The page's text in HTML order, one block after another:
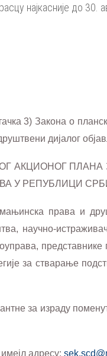
најкасније до 30.
3) Закона о
дијалог
АКЦИОНОГ
У РЕПУБЛИЦИ
права и
научно-
за стварање
за израду
адресу: